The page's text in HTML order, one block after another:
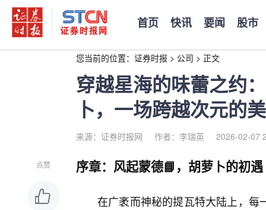
首页 快讯 要闻 股市
您当前的位置： 证券时报 > 公司 > 正文
穿越星海的味蕾之约
卜，一场跨越次元的
来源：证券时报网 作者：李瑞英 2026-02-07
点赞 序章：风起蒙德📘，胡萝卜的初遇
在广袤而神秘的提瓦特大陆上，每